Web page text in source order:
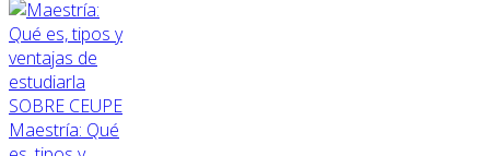
SOBRE CEUPE
Maestría: Qué